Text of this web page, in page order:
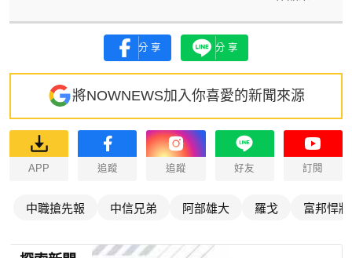
分享 分享
將NOWNEWS加入你喜愛的新聞來源
APP 追蹤 追蹤 好友 訂閱
中職搶先報 中信兄弟 阿部雄大 羅戈 富邦悍將